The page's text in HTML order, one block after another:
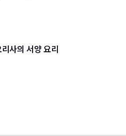
사의 서양 요리